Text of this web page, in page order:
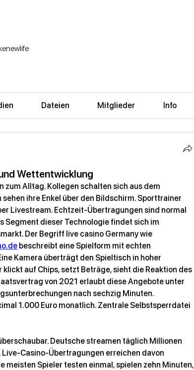
Dateien Mitglieder Info
Wettentwicklung
zum Alltag. Kollegen schalten sich aus dem
ihre Enkel über den Bildschirm. Sporttrainer
Livestream. Echtzeit-Übertragungen sind normal
Segment dieser Technologie findet sich im
beschreibt eine Spielform mit echten
Kamera überträgt den Spieltisch in hoher
klickt auf Chips, setzt Beträge, sieht die Reaktion des
von 2021 erlaubt diese Angebote unter
nach sechzig Minuten.
1.000 Euro monatlich. Zentrale Selbstsperrdatei
Deutsche streamen täglich Millionen
Live-Casino-Übertragungen erreichen davon
meisten Spieler testen einmal, spielen zehn Minuten,